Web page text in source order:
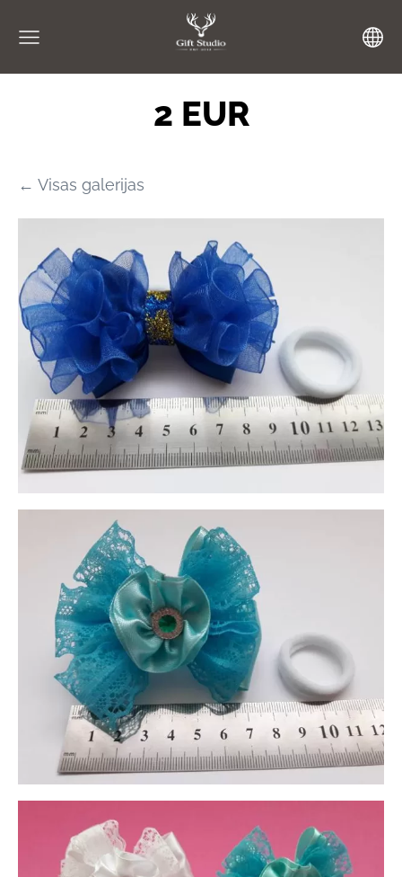
2 EUR
Visas galerijas